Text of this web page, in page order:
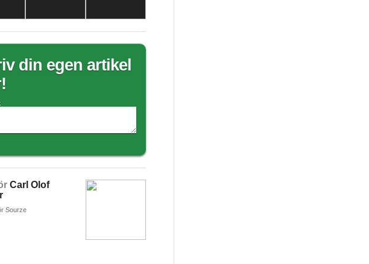
din egen artikel
Carl Olof
Sourze